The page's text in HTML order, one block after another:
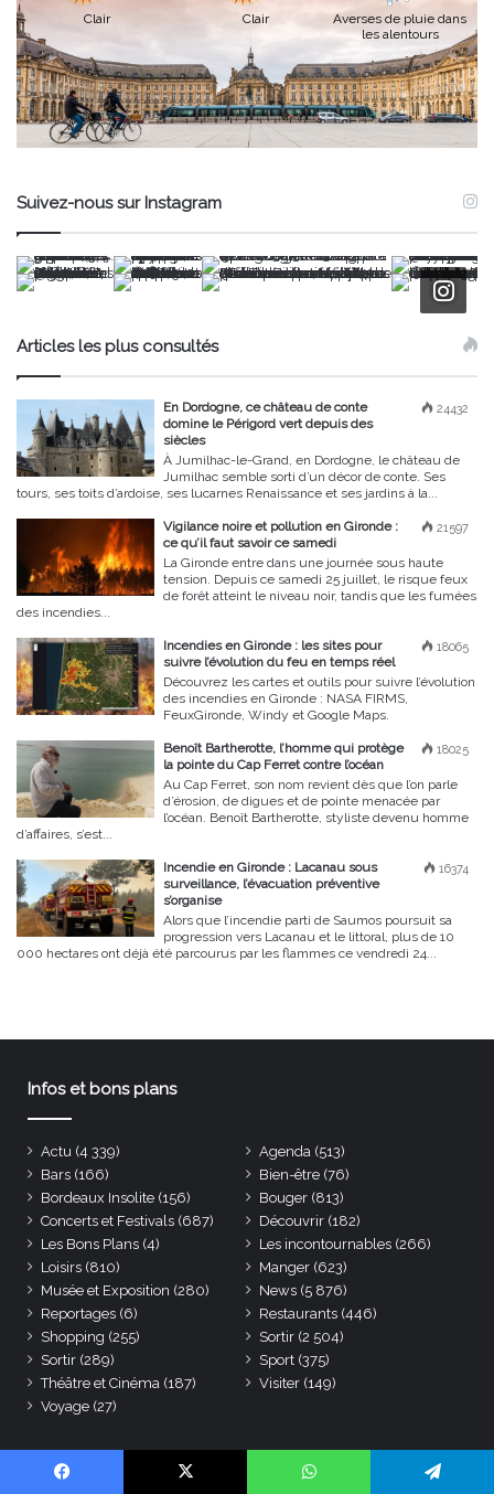
Clair
Clair
Averses de pluie dans
les alentours
Suivez-nous sur Instagram
Articles les plus consultés
24432
En Dordogne, ce château de conte
domine le Périgord vert depuis des
siècles
À Jumilhac-le-Grand, en Dordogne, le château de
Jumilhac semble sorti d’un décor de conte. Ses
tours, ses toits d’ardoise, ses lucarnes Renaissance et ses jardins à la...
21597
Vigilance noire et pollution en Gironde :
ce qu’il faut savoir ce samedi
La Gironde entre dans une journée sous haute
tension. Depuis ce samedi 25 juillet, le risque feux
de forêt atteint le niveau noir, tandis que les fumées
des incendies...
18065
Incendies en Gironde : les sites pour
suivre l’évolution du feu en temps réel
Découvrez les cartes et outils pour suivre l’évolution
des incendies en Gironde : NASA FIRMS,
FeuxGironde, Windy et Google Maps.
18025
Benoît Bartherotte, l’homme qui protège
la pointe du Cap Ferret contre l’océan
Au Cap Ferret, son nom revient dès que l’on parle
d’érosion, de digues et de pointe menacée par
l’océan. Benoît Bartherotte, styliste devenu homme
d’affaires, s’est...
16374
Incendie en Gironde : Lacanau sous
surveillance, l’évacuation préventive
s’organise
Alors que l’incendie parti de Saumos poursuit sa
progression vers Lacanau et le littoral, plus de 10
000 hectares ont déjà été parcourus par les flammes ce vendredi 24...
Infos et bons plans
Actu (4 339) Agenda (513)
Bars (166) Bien-être (76)
Bordeaux Insolite (156) Bouger (813)
Concerts et Festivals (687) Découvrir (182)
Les Bons Plans (4) Les incontournables (266)
Loisirs (810) Manger (623)
Musée et Exposition (280) News (5 876)
Reportages (6) Restaurants (446)
Shopping (255) Sortir (2 504)
Sortir (289) Sport (375)
Théâtre et Cinéma (187) Visiter (149)
Voyage (27)
Propulsé par